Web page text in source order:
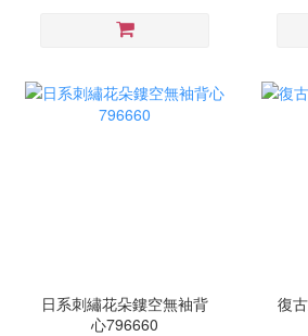
日系刺繡花朵鏤空無袖背
心796660
復